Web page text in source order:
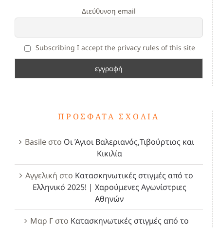
Διεύθυνση email
Subscribing I accept the privacy rules of this site
ΠΡΌΣΦΑΤΑ ΣΧΌΛΙΑ
Basileστο Οι Άγιοι Βαλεριανός,Τιβούρτιος και
Κικιλία
Αγγελική στο Κατασκηνωτικές στιγμές από το
Ελληνικό 2025! | Χαρούμενες Αγωνίστριες
Αθηνών
Μαρ Γστο Κατασκηνωτικές στιγμές από το